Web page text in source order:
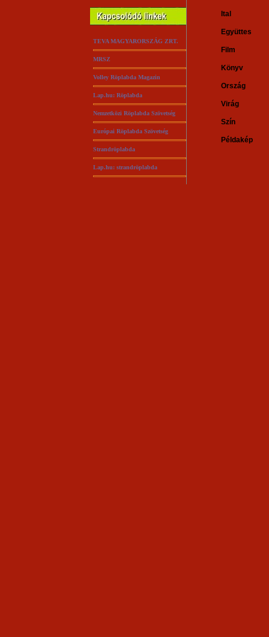
TEVA MAGYARORSZÁG ZRT.
MRSZ
Volley Röplabda Magazin
Lap.hu: Röplabda
Nemzetközi Röplabda Szövetség
Európai Röplabda Szövetség
Strandröplabda
Lap.hu: strandröplabda
Ital
Együttes
Film
Könyv
Ország
Virág
Szín
Példakép